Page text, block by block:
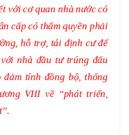
với cơ quan nhà nước có
cấp có thẩm quyền phải
hỗ trợ, tái định cư để
nhà đầu tư trúng đấu
tính đồng bộ, thống
VIII về “phát triển,